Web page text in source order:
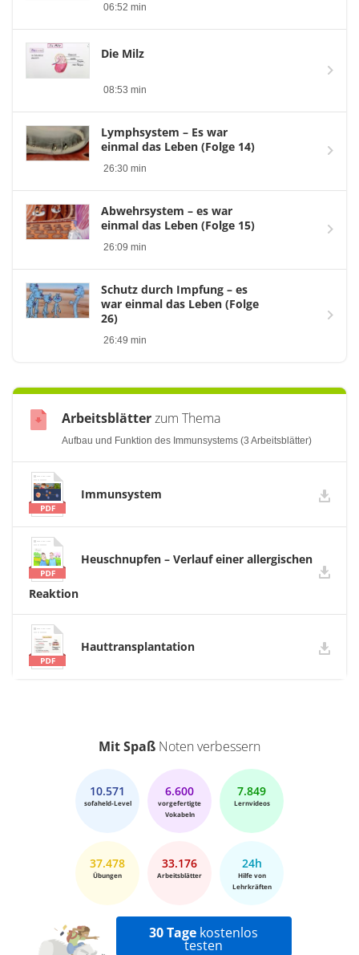
06:52 min
Die Milz
08:53 min
Lymphsystem – Es war
einmal das Leben (Folge 14)
26:30 min
Abwehrsystem – es war
einmal das Leben (Folge 15)
26:09 min
Schutz durch Impfung – es
war einmal das Leben (Folge
26)
26:49 min
Arbeitsblätterzum Thema
Aufbau und Funktion des Immunsystems (3 Arbeitsblätter)
Immunsystem
Heuschnupfen – Verlauf einer allergischen
Reaktion
Hauttransplantation
Mit Spaß Noten verbessern
10.571
sofaheld-Level
6.600
vorgefertigte
Vokabeln
7.849
Lernvideos
37.478
Übungen
33.176
Arbeitsblätter
24h
Hilfe von
Lehrkräften
30 Tage kostenlos
testen